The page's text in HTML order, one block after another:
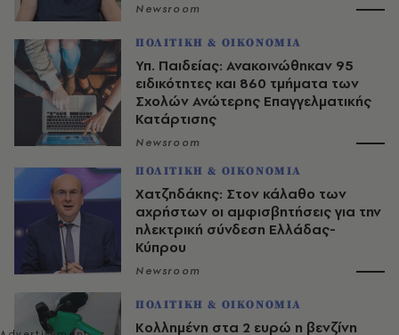
Newsroom
ΠΟΛΙΤΙΚΗ & ΟΙΚΟΝΟΜΙΑ
Υπ. Παιδείας: Ανακοινώθηκαν 95
ειδικότητες και 860 τμήματα των
Σχολών Ανώτερης Επαγγελματικής
Κατάρτισης
Newsroom
ΠΟΛΙΤΙΚΗ & ΟΙΚΟΝΟΜΙΑ
Χατζηδάκης: Στον κάλαθο των
αχρήστων οι αμφισβητήσεις για την
ηλεκτρική σύνδεση Ελλάδας-
Κύπρου
Newsroom
ΠΟΛΙΤΙΚΗ & ΟΙΚΟΝΟΜΙΑ
Κολλημένη στα 2 ευρώ η βενζίνη